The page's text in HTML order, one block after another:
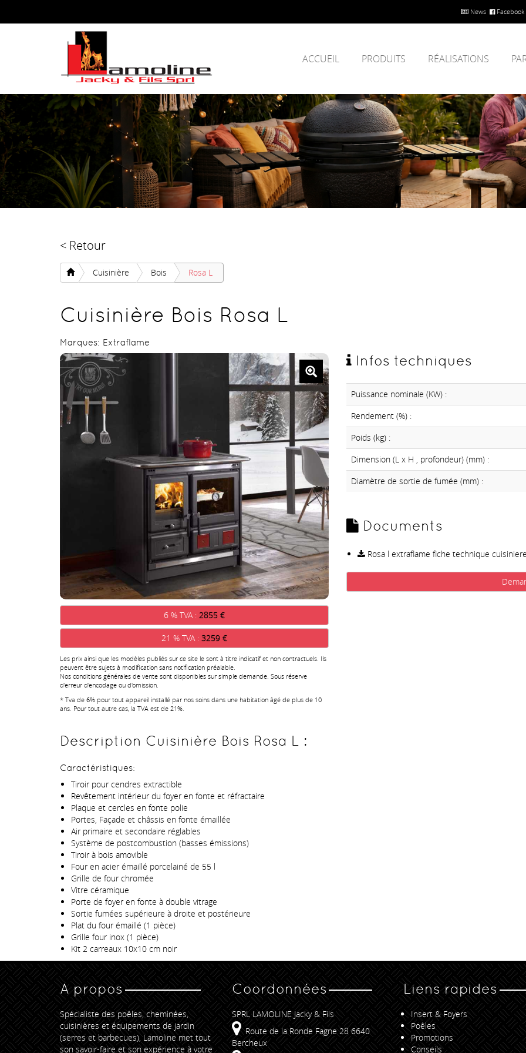
News Facebook
ACCUEIL PRODUITS RÉALISATIONS
< Retour
Cuisinière Bois Rosa L
Cuisinière Bois Rosa L
Marques: Extraflame
6 % TVA : 2855 €
21 % TVA : 3259 €
Les prix ainsi que les modèles publiés sur ce site le sont à titre indicatif et non contractuels. Ils
peuvent être sujets à modification sans notification préalable.
Nos conditions générales de vente sont disponibles sur simple demande. Sous réserve
d'erreur d'encodage ou d'omission.
* Tva de 6% pour tout appareil installé par nos soins dans une habitation âgé de plus de 10
ans. Pour tout autre cas, la TVA est de 21%.
Infos techniques
Puissance nominale (KW) :
Rendement (%) :
Poids (kg) :
Dimension (L x H , profondeur) (mm) :
Diamètre de sortie de fumée (mm) :
Documents
Rosa l extraflame fiche technique cuisiniere
Description Cuisinière Bois Rosa L :
Caractéristiques:
Tiroir pour cendres extractible
Revêtement intérieur du foyer en fonte et réfractaire
Plaque et cercles en fonte polie
Portes, Façade et châssis en fonte émaillée
Air primaire et secondaire réglables
Système de postcombustion (basses émissions)
Tiroir à bois amovible
Four en acier émaillé porcelainé de 55 l
Grille de four chromée
Vitre céramique
Porte de foyer en fonte à double vitrage
Sortie fumées supérieure à droite et postérieure
Plat du four émaillé (1 pièce)
Grille four inox (1 pièce)
Kit 2 carreaux 10x10 cm noir
A propos
Spécialiste des poêles, cheminées,
cuisinières et équipements de jardin
(serres et barbecues), Lamoline met tout
son savoir-faire et son expérience à votre
Coordonnées
SPRL LAMOLINE Jacky & Fils
Route de la Ronde Fagne 28 6640
Bercheux
Liens rapides
Insert & Foyers
Poêles
Promotions
Conseils